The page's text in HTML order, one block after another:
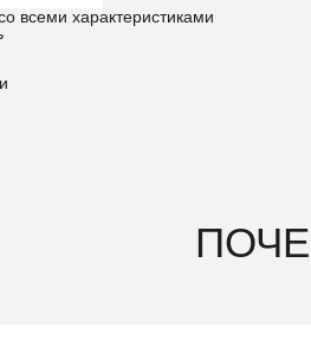
всеми характеристиками